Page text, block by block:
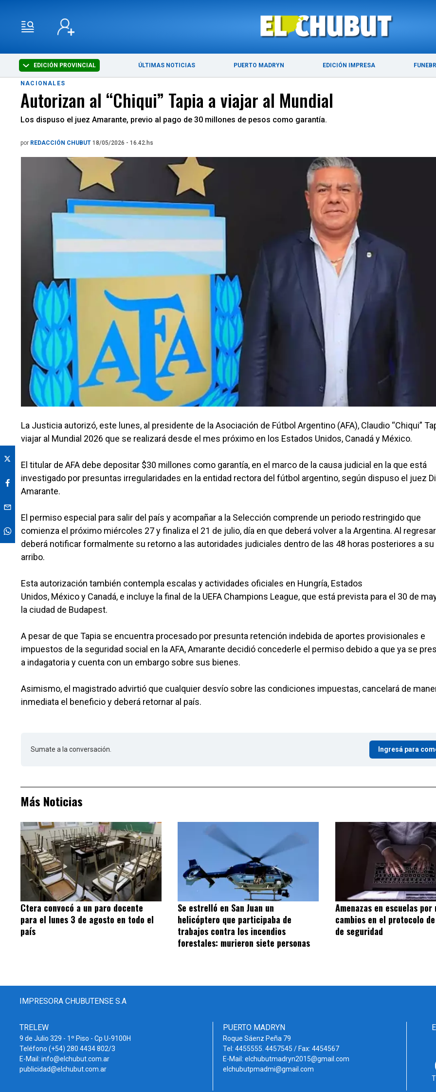
EDICIÓN PROVINCIAL ÚLTIMAS NOTICIAS PUERTO MADRYN EDICIÓN IMPRESA
ÚLTIMAS NOTICIAS PUERTO MADRYN
NACIONALES
Autorizan al “Chiqui” Tapia a viajar al Mundial
Los dispuso el juez Amarante, previo al pago de 30 millones de pesos como garantía.
por REDACCIÓN CHUBUT 18/05/2026 - 16.42.hs
La Justicia autorizó, este lunes, al presidente de la Asociación de Fútbol Argentino (AFA), Claudio “Chiqui”
viajar al Mundial 2026 que se realizará desde el mes próximo en los Estados Unidos, Canadá y México.
El titular de AFA debe depositar $30 millones como garantía, en el marco de la causa judicial en la que está
investigado por presuntas irregularidades en la entidad rectora del fútbol argentino, según dispuso el juez
Amarante.
El permiso especial para salir del país y acompañar a la Selección comprende un periodo restringido que
comienza el próximo miércoles 27 y finaliza el 21 de julio, día en que deberá volver a la Argentina. Al regresar
deberá notificar formalmente su retorno a las autoridades judiciales dentro de las 48 horas posteriores a su
arribo.
Esta autorización también contempla escalas y actividades oficiales en Hungría, Estados
Unidos, México y Canadá, e incluye la final de la UEFA Champions League, que está prevista para el 30 de
la ciudad de Budapest.
A pesar de que Tapia se encuentra procesado por presunta retención indebida de aportes provisionales e
impuestos de la seguridad social en la AFA, Amarante decidió concederle el permiso debido a que ya se
a indagatoria y cuenta con un embargo sobre sus bienes.
Asimismo, el magistrado advirtió que cualquier desvío sobre las condiciones impuestas, cancelará de
inmediata el beneficio y deberá retornar al país.
Sumate a la conversación. Ingresá para
Más Noticias
Ctera convocó a un paro docente
para el lunes 3 de agosto en todo el
país
Se estrelló en San Juan un
helicóptero que participaba de
trabajos contra los incendios
forestales: murieron siete personas
Amenazas en escuelas por
cambios en el protocolo
de seguridad
IMPRESORA CHUBUTENSE S.A
TRELEW
9 de Julio 329 - 1º Piso - Cp U-9100H
Teléfono (+54) 280 4434 802/3
E-Mail: info@elchubut.com.ar
publicidad@elchubut.com.ar
PUERTO MADRYN
Roque Sáenz Peña 79
Tel: 4455555. 4457545 / Fax: 4454567
E-Mail: elchubutmadryn2015@gmail.com
elchubutpmadmi@gmail.com